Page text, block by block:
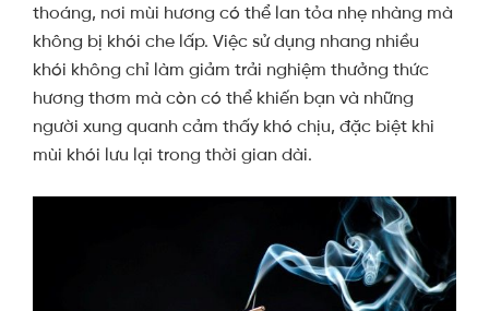
thoáng, nơi mùi hương có thể lan tỏa nhẹ nhàng mà
không bị khói che lấp. Việc sử dụng nhang nhiều
khói không chỉ làm giảm trải nghiệm thưởng thức
hương thơm mà còn có thể khiến bạn và những
người xung quanh cảm thấy khó chịu, đặc biệt khi
mùi khói lưu lại trong thời gian dài.